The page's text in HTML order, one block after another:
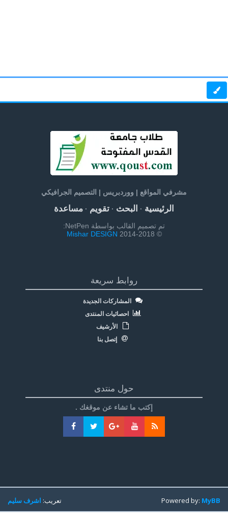
مشرفي المواقع | ووردبريس | التصميم الجرافيكي
الرئيسية· البحث· تقويم· مساعدة
تم تصميم القالب بواسطة NetPen:
© 2014-2018
Mishar DESIGN
روابط سريعة
المشاركات الجديدة
احصائيات المنتدى
الأرشيف
إتصل بنا
حول منتدى
إكتب ما تشاء عن موقغك .
تعريب:اشرف سليم Powered by:MyBB